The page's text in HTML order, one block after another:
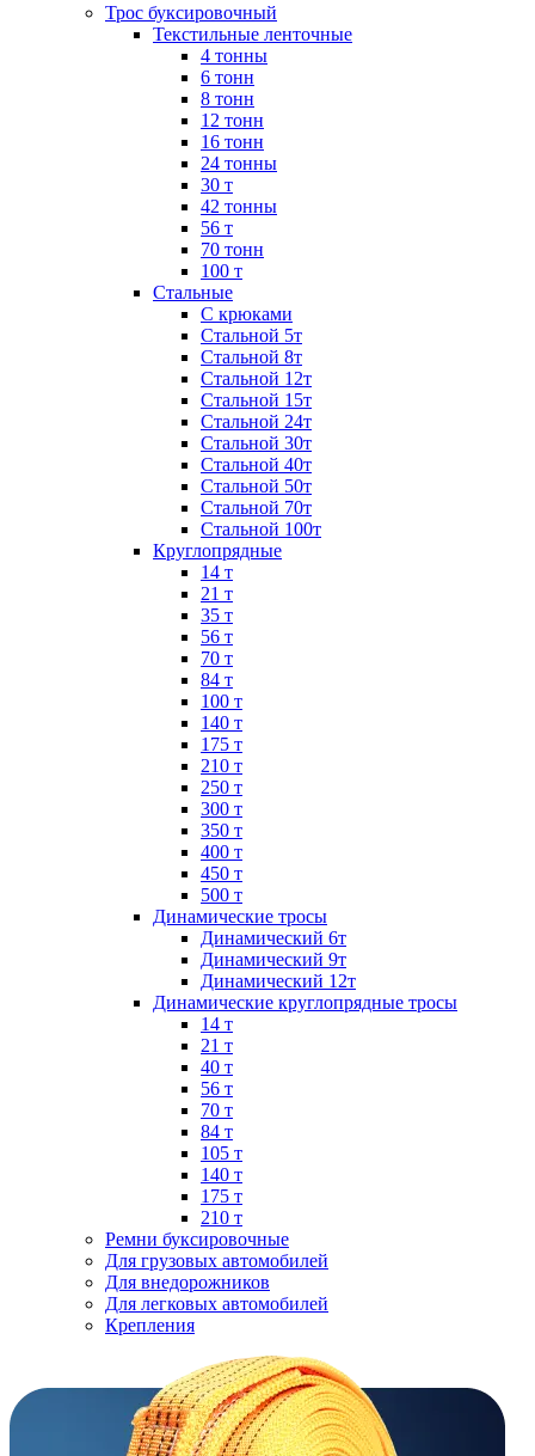
Трос буксировочный
Текстильные ленточные
4 тонны
6 тонн
8 тонн
12 тонн
16 тонн
24 тонны
30 т
42 тонны
56 т
70 тонн
100 т
Стальные
С крюками
Стальной 5т
Стальной 8т
Стальной 12т
Стальной 15т
Стальной 24т
Стальной 30т
Стальной 40т
Стальной 50т
Стальной 70т
Стальной 100т
Круглопрядные
14 т
21 т
35 т
56 т
70 т
84 т
100 т
140 т
175 т
210 т
250 т
300 т
350 т
400 т
450 т
500 т
Динамические тросы
Динамический 6т
Динамический 9т
Динамический 12т
Динамические круглопрядные тросы
14 т
21 т
40 т
56 т
70 т
84 т
105 т
140 т
175 т
210 т
Ремни буксировочные
Для грузовых автомобилей
Для внедорожников
Для легковых автомобилей
Крепления